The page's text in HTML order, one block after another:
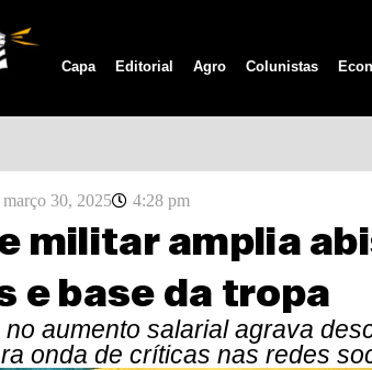
Capa Editorial Agro Colunistas
março 30, 2025 4:28 pm
militar amplia
e base da tropa
aumento salarial agrava
onda de críticas nas redes